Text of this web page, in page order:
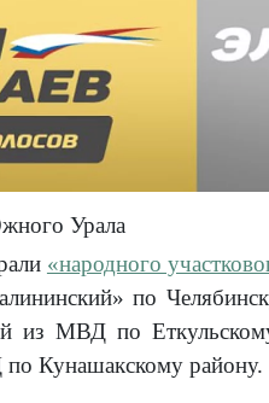
Урала
«народного
по
из МВД по
Кунашакскому району.